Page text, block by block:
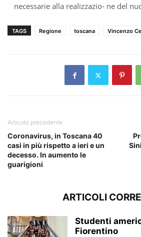
necessarie alla realizzazio- ne del
TAGS Regione toscana Vincenzo
Articolo precedente
Coronavirus, in Toscana 40
casi in più rispetto a ieri e un
decesso. In aumento le
guarigioni
ARTICOLI
Studenti
Fiorentino